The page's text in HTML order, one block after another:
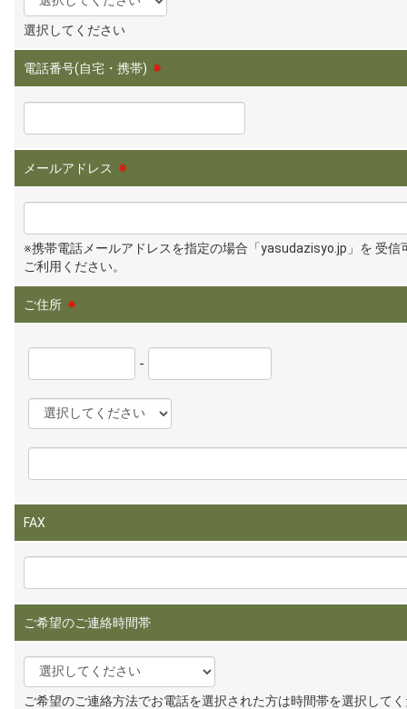
選択してください
電話番号(自宅・携帯) ※
メールアドレス ※
※携帯電話メールアドレスを指定の場合「yasudazisyo.jp」を 受信
ご利用ください。
ご住所 ※
-
FAX
ご希望のご連絡時間帯
ご希望のご連絡方法でお電話を選択された方は時間帯を選択して